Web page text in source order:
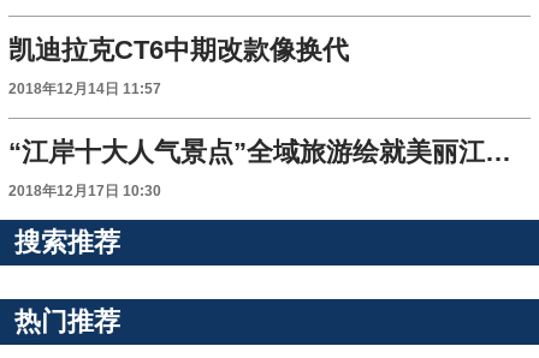
凯迪拉克CT6中期改款像换代
2018年12月14日 11:57
“江岸十大人气景点”全域旅游绘就美丽江岸新画卷
2018年12月17日 10:30
搜索推荐
热门推荐